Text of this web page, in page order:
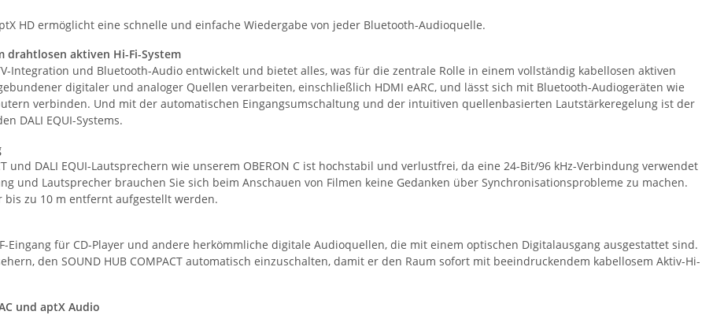
HD ermöglicht eine schnelle und einfache Wiedergabe von jeder Bluetooth-Audioquelle.
drahtlosen aktiven Hi-Fi-System
Integration und Bluetooth-Audio entwickelt und bietet alles, was für die zentrale Rolle in einem vollständig kabellosen aktiven
digitaler und analoger Quellen verarbeiten, einschließlich HDMI eARC, und lässt sich mit Bluetooth-Audiogeräten wie
verbinden. Und mit der automatischen Eingangsumschaltung und der intuitiven quellenbasierten Lautstärkeregelung ist der
DALI EQUI-Systems.
und DALI EQUI-Lautsprechern wie unserem OBERON C ist hochstabil und verlustfrei, da eine 24-Bit/96 kHz-Verbindung verwendet
und Lautsprecher brauchen Sie sich beim Anschauen von Filmen keine Gedanken über Synchronisationsprobleme zu machen.
bis zu 10 m entfernt aufgestellt werden.
Eingang für CD-Player und andere herkömmliche digitale Audioquellen, die mit einem optischen Digitalausgang ausgestattet sind.
den SOUND HUB COMPACT automatisch einzuschalten, damit er den Raum sofort mit beeindruckendem kabellosem Aktiv-Hi-
und aptX Audio